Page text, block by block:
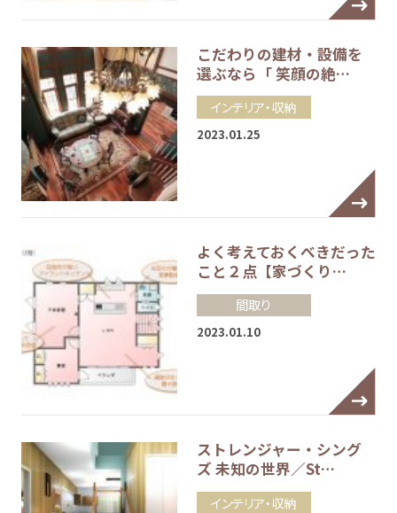
こだわりの建材・設備を
選ぶなら「 笑顔の絶…
インテリア・収納
2023.01.25
よく考えておくべきだった
こと２点【家づくり…
間取り
2023.01.10
ストレンジャー・シング
ズ 未知の世界／St…
インテリア・収納